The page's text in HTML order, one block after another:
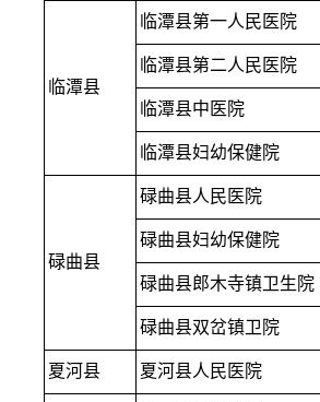
临潭县
临潭县第一人民医院
临潭县第二人民医院
临潭县中医院
临潭县妇幼保健院
碌曲县
碌曲县人民医院
碌曲县妇幼保健院
碌曲县郎木寺镇卫生院
碌曲县双岔镇卫院
夏河县 夏河县人民医院